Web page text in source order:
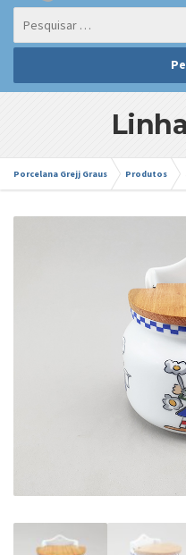
Porcelana Grejj Graus Produtos